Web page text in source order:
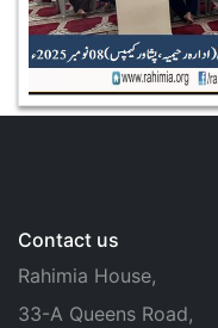
Contact us
Rahimia House,
33-A Queens Road,